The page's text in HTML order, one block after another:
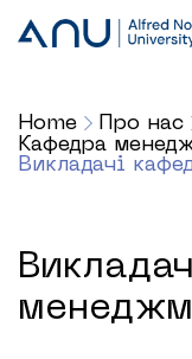
Home Про нас
Кафедра
Викладачі